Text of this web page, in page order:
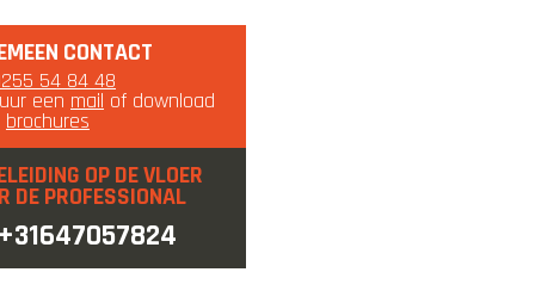
CONTACT
54 84 48
een mail of download
brochures
OP DE VLOER
DE PROFESSIONAL
+31647057824